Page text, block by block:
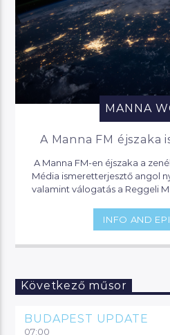
MANNA
A Manna FM éjszaka
A Manna FM-en éjszaka a
Média ismeretterjesztő angol
valamint válogatás a Reggeli
INFO AND
Következő műsor
BUDAPEST UPDATE
07:00